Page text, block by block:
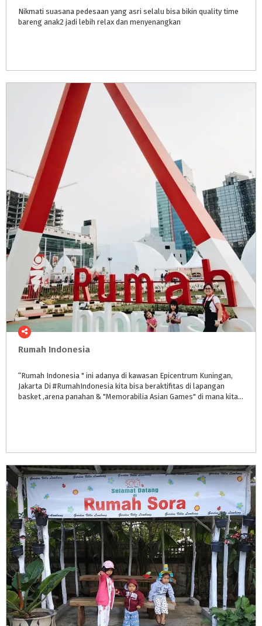
Nikmati suasana pedesaan yang asri selalu bisa bikin quality time
bareng anak2 jadi lebih relax dan menyenangkan
Rumah Indonesia
“Rumah Indonesia " ini adanya di kawasan Epicentrum Kuningan,
Jakarta Di #RumahIndonesia kita bisa beraktifitas di lapangan
basket ,arena panahan & "Memorabilia Asian Games" di mana kita bisa tau sejarah Asian Games .